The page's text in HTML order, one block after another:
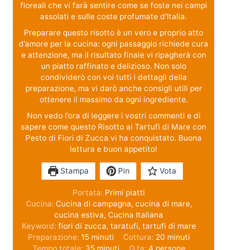
floreali che vi farà sentire come se foste nei campi
assolati e sulle coste profumate d’Italia.
Preparare questo risotto è un vero e proprio atto
d’amore per la cucina: ogni passaggio richiede cura
e attenzione, ma il risultato finale vi ripagherà con
un piatto raffinato e delizioso. Non solo
condividerò con voi tutti i dettagli della
preparazione, ma vi darò anche consigli utili per
ottenere il massimo da ogni ingrediente.
Non vedo l’ora di leggere i vostri commenti e di
sapere come questo Risotto ai Tartufi di Mare con
Pesto di Fiori di Zucca vi ha conquistato. Buona
lettura e buon appetito!
Stampa Pin Vota
Portata: Primi piatti
Cucina: Cucina di campagna, cucina di mare,
cucina estiva, Cucina Italiana
Keyword: fiori di zucca, taratufi, tartufi di mare
Preparazione: 15 minuti Cottura: 20 minuti